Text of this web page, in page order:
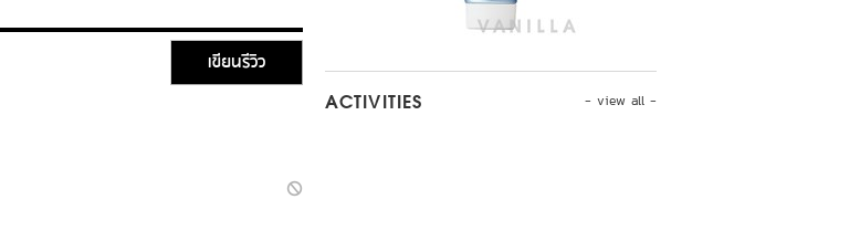
เขียนรีวิว
- view all -
ACTIVITIES